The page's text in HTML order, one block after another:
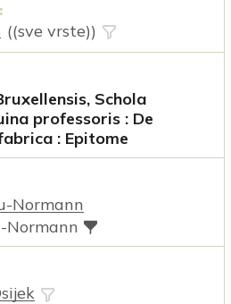
((sve vrste))
Schola
professoris : De
: Epitome
Normann
Normann